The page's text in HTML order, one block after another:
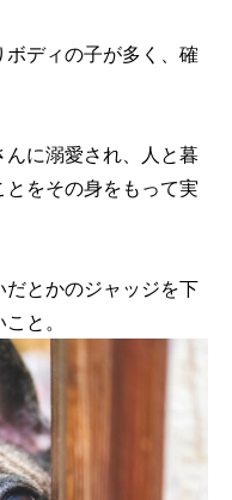
ディの子が多く、確
に溺愛され、人と暮
をその身をもって実
とかのジャッジを下
と。